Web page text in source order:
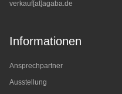
verkauf[at]agaba.de
Informationen
Ansprechpartner
Ausstellung